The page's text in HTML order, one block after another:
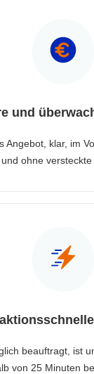
und
Angebot, klar, im
und ohne versteckte
beauftragt, ist
von 25 Minuten